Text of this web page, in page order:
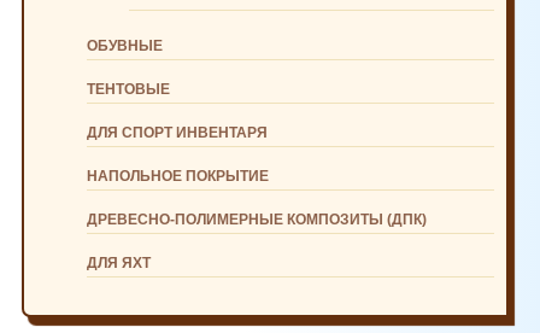
ОБУВНЫЕ
ТЕНТОВЫЕ
ДЛЯ СПОРТ ИНВЕНТАРЯ
НАПОЛЬНОЕ ПОКРЫТИЕ
ДРЕВЕСНО-ПОЛИМЕРНЫЕ КОМПОЗИТЫ (ДПК)
ДЛЯ ЯХТ